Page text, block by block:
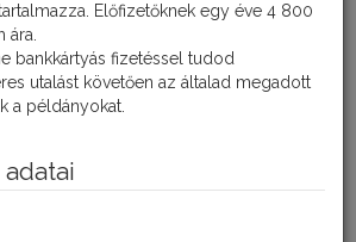
jelentőssé, ha a bab egymást követő
területre kerül vissza. A talajban átteleő
ápriis végén-májusban jelennek meg
a kelő növényekre vagy a talajra rakják. A
lárvák befúrják magukat a növény
kulcsa a vetésforgó betartása, illetve az
kontakt hatású készítmények
Előfizetőknek egy éve 4 800
ára.
bankkártyás fizetéssel tudod
utalást követően az általad megadott
a példányokat.